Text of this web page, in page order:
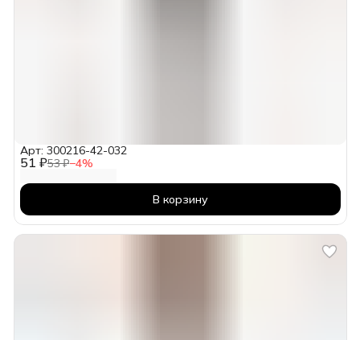
51 ₽53 ₽−4%
Арт: 300216-42-032
В корзину